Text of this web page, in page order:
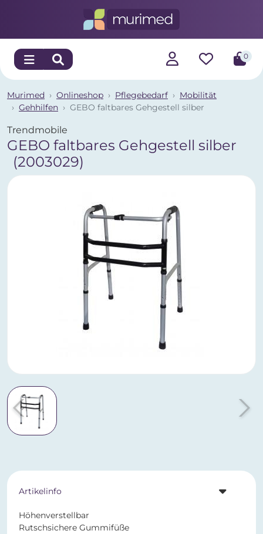
0
Murimed Onlineshop Pflegebedarf
Mobilität
Gehhilfen
GEBO faltbares Gehgestell silber
Trendmobile
GEBO faltbares Gehgestell silber
(2003029)
Artikelinfo
Höhenverstellbar
Rutschsichere Gummifüße